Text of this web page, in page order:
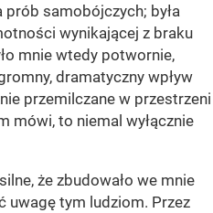
prób samobójczych; była
wynikającej z braku
mnie wtedy potwornie,
dramatyczny wpływ
przemilczane w przestrzeni
mówi, to niemal wyłącznie
że zbudowało we mnie
uwagę tym ludziom. Przez